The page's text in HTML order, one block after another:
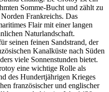
Somme-Bucht und zählt zu
Frankreichs. Das
Flair mit einer langen
Naturlandschaft.
seinen feinen Sandstrand, der
Kanalküste nach Süden
viele Sonnenstunden bietet.
eine wichtige Rolle als
des Hundertjährigen Krieges
französischer und englischer